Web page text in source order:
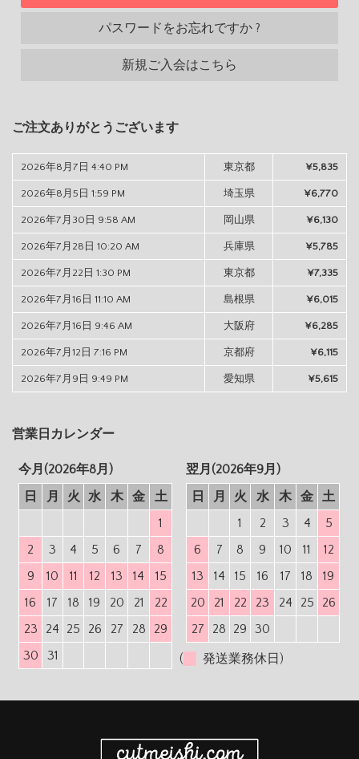
パスワードをお忘れですか ?
新規ご入会はこちら
ご注文ありがとうございます
2026年8月7日 4:40 PM 東京都 ¥5,835
2026年8月5日 1:59 PM 埼玉県 ¥6,770
2026年7月30日 9:58 AM 岡山県 ¥6,130
2026年7月28日 10:20 AM 兵庫県 ¥5,785
2026年7月22日 1:30 PM 東京都 ¥7,335
2026年7月16日 11:10 AM 島根県 ¥6,015
2026年7月16日 9:46 AM 大阪府 ¥6,285
2026年7月12日 7:16 PM 京都府 ¥6,115
2026年7月9日 9:49 PM 愛知県 ¥5,615
営業日カレンダー
今月(2026年8月)
日
月 火 水 木 金
土
1
2
3 4 5 6 7
8
9
10 11 12 13 14
15
16
17 18 19 20 21
22
23
24 25 26 27 28
29
30
31
翌月(2026年9月)
日
月 火 水 木 金
土
1
2 3 4
5
6
7 8 9 10 11
12
13
14 15 16 17 18
19
20
21 22 23 24 25
26
27
28 29 30
( 発送業務休日)